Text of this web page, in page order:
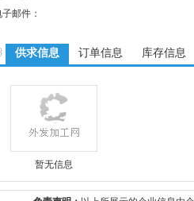
子邮件：
供求信息 订单信息 库存信息
暂无信息